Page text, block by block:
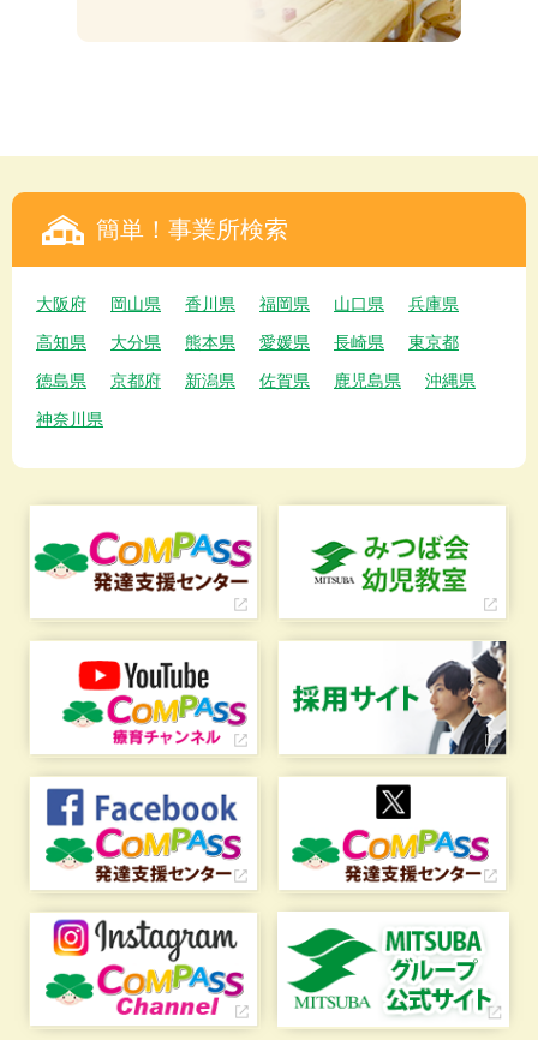
簡単！事業所検索
大阪府 岡山県 香川県 福岡県 山口県
兵庫県
高知県
大分県 熊本県 愛媛県 長崎県
東京都
徳島県
京都府 新潟県 佐賀県 鹿児島県
沖縄県
神奈川県